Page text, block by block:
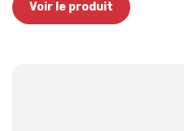
Voir le produit